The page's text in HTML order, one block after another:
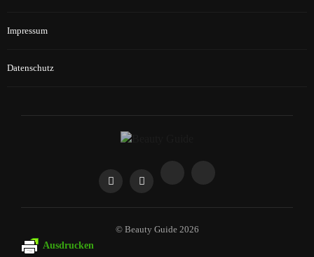
Impressum
Datenschutz
© Beauty Guide 2026
Ausdrucken